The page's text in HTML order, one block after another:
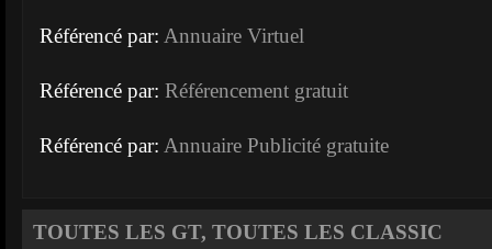
Référencé par: Annuaire Virtuel
Référencé par: Référencement gratuit
Référencé par: Annuaire Publicité gratuite
TOUTES LES GT, TOUTES LES CLASSIC